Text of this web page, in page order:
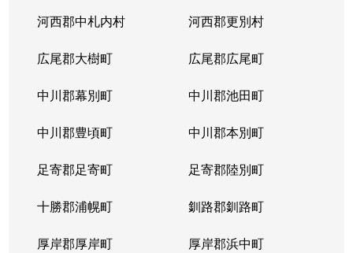
河西郡中札内村 河西郡更別村
広尾郡大樹町 広尾郡広尾町
中川郡幕別町 中川郡池田町
中川郡豊頃町 中川郡本別町
足寄郡足寄町 足寄郡陸別町
十勝郡浦幌町 釧路郡釧路町
厚岸郡厚岸町 厚岸郡浜中町